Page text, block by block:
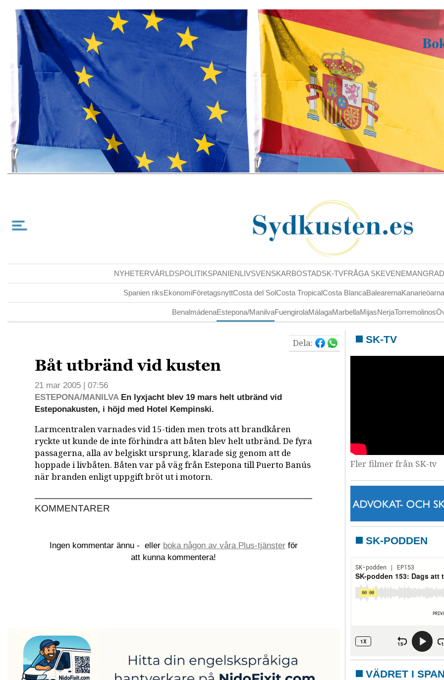
NYHETERVÄRLDSPOLITIKSPANIENLIVSVENSKARBOSTADSK-TVFRÅGA SKEVENEMANG
Spanien riksEkonomiFöretagsnyttCosta del SolCosta TropicalCosta BlancaBalearerna
BenalmádenaEstepona/ManilvaFuengirolaMálagaMarbellaMijasNerjaTorremolinos
Dela:
Båt utbränd vid kusten
21 mar 2005 | 07:56
ESTEPONA/MANILVAEn lyxjacht blev 19 mars helt utbränd vid
Esteponakusten, i höjd med Hotel Kempinski.
Larmcentralen varnades vid 15-tiden men trots att brandkåren
ryckte ut kunde de inte förhindra att båten blev helt utbränd. De fyra
passagerna, alla av belgiskt ursprung, klarade sig genom att de
hoppade i livbåten. Båten var på väg från Estepona till Puerto Banús
när branden enligt uppgift bröt ut i motorn.
KOMMENTARER
Ingen kommentar ännu - eller boka någon av våra Plus-tjänsterför
att kunna kommentera!
SK-TV
Fler filmer från SK-tv
SK-PODDEN
VÄDRET I